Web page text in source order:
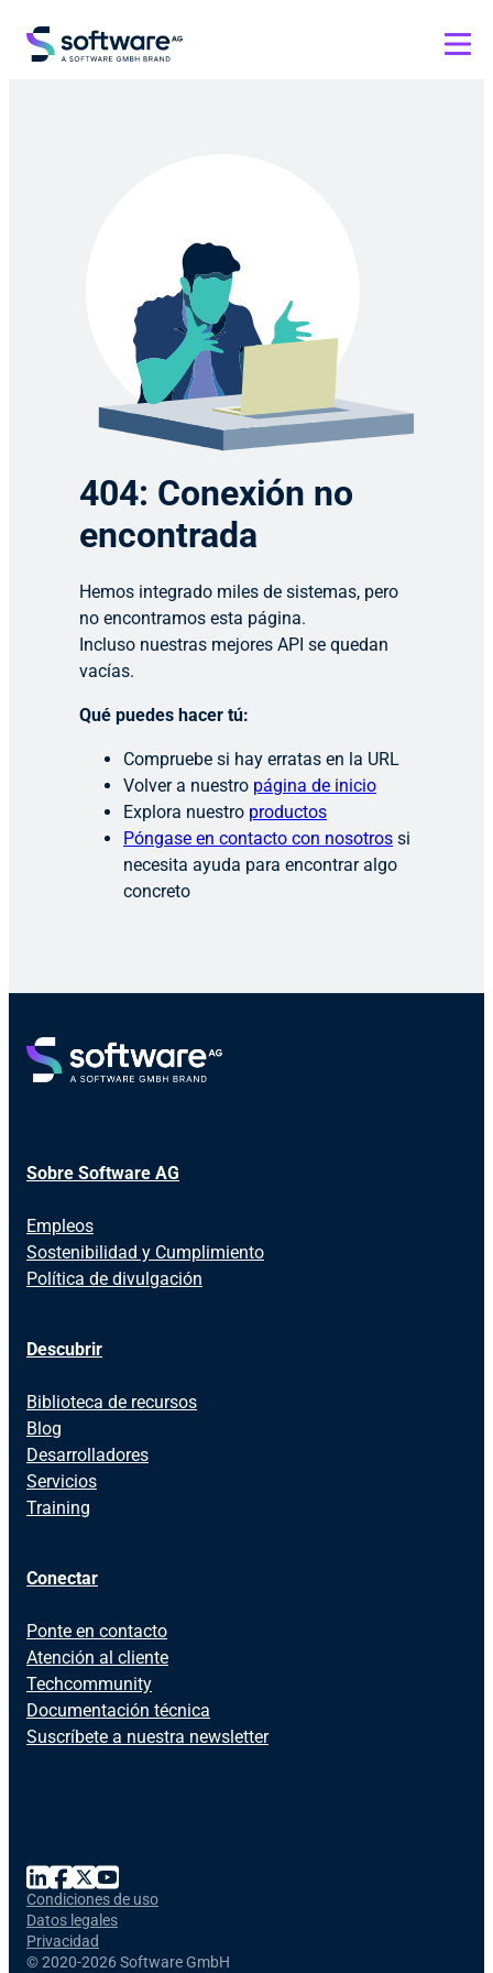
404: Conexión no
encontrada
Hemos integrado miles de sistemas, pero
no encontramos esta página.
Incluso nuestras mejores API se quedan
vacías.
Qué puedes hacer tú:
Compruebe si hay erratas en la URL
Volver a nuestro página de inicio
Explora nuestro productos
Póngase en contacto con nosotros si
necesita ayuda para encontrar algo
concreto
Sobre Software AG
Empleos
Sostenibilidad y Cumplimiento
Política de divulgación
Descubrir
Biblioteca de recursos
Blog
Desarrolladores
Servicios
Training
Conectar
Ponte en contacto
Atención al cliente
Techcommunity
Documentación técnica
Suscríbete a nuestra newsletter
©2020-2026 Software GmbH
Condiciones de uso
Datos legales
Privacidad